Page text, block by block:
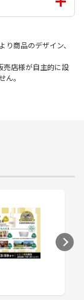
商品のデザイン、
売店様が自主的に設
ん。
イドへ